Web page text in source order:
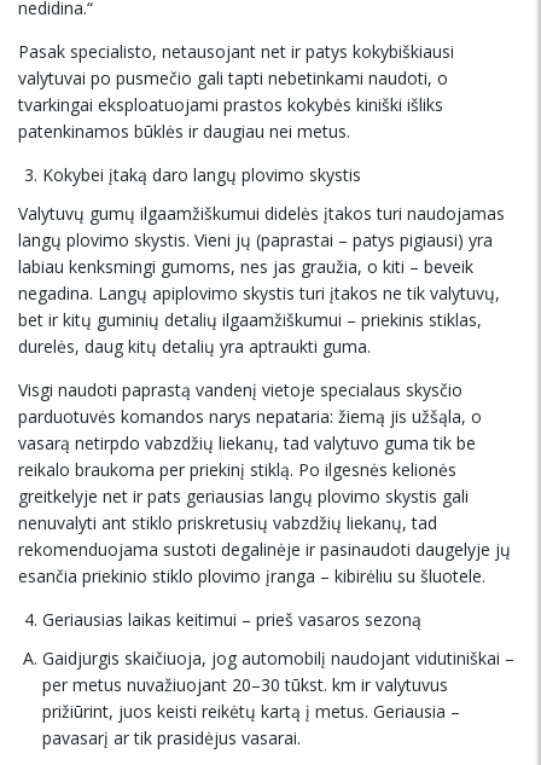
nedidina.“
Pasak specialisto, netausojant net ir patys kokybiškiausi
valytuvai po pusmečio gali tapti nebetinkami naudoti, o
tvarkingai eksploatuojami prastos kokybės kiniški išliks
patenkinamos būklės ir daugiau nei metus.
Kokybei įtaką daro langų plovimo skystis
Valytuvų gumų ilgaamžiškumui didelės įtakos turi naudojamas
langų plovimo skystis. Vieni jų (paprastai – patys pigiausi) yra
labiau kenksmingi gumoms, nes jas graužia, o kiti – beveik
negadina. Langų apiplovimo skystis turi įtakos ne tik valytuvų,
bet ir kitų guminių detalių ilgaamžiškumui – priekinis stiklas,
durelės, daug kitų detalių yra aptraukti guma.
Visgi naudoti paprastą vandenį vietoje specialaus skysčio
parduotuvės komandos narys nepataria: žiemą jis užšąla, o
vasarą netirpdo vabzdžių liekanų, tad valytuvo guma tik be
reikalo braukoma per priekinį stiklą. Po ilgesnės kelionės
greitkelyje net ir pats geriausias langų plovimo skystis gali
nenuvalyti ant stiklo priskretusių vabzdžių liekanų, tad
rekomenduojama sustoti degalinėje ir pasinaudoti daugelyje jų
esančia priekinio stiklo plovimo įranga – kibirėliu su šluotele.
Geriausias laikas keitimui – prieš vasaros sezoną
Gaidjurgis skaičiuoja, jog automobilį naudojant vidutiniškai –
per metus nuvažiuojant 20–30 tūkst. km ir valytuvus
prižiūrint, juos keisti reikėtų kartą į metus. Geriausia –
pavasarį ar tik prasidėjus vasarai.